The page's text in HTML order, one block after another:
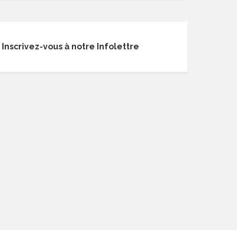
Inscrivez-vous à notre Infolettre